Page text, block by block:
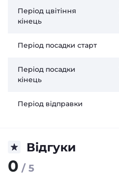
Період цвітіння
кінець
Період посадки старт
Період посадки
кінець
Період відправки
Відгуки
0 / 5